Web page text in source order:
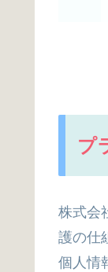
プ
株式会
護の仕
個人情